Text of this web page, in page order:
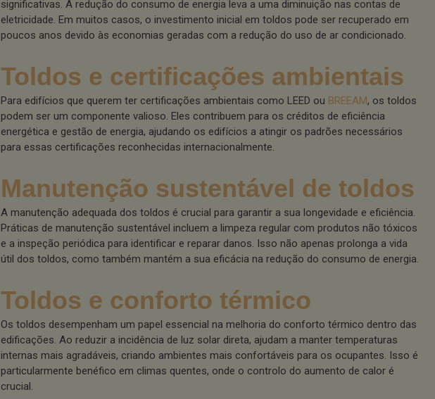
significativas. A redução do consumo de energia leva a uma diminuição nas contas de
eletricidade. Em muitos casos, o investimento inicial em toldos pode ser recuperado em
poucos anos devido às economias geradas com a redução do uso de ar condicionado.
Toldos e certificações ambientais
Para edifícios que querem ter certificações ambientais como LEED ou BREEAM, os toldos
podem ser um componente valioso. Eles contribuem para os créditos de eficiência
energética e gestão de energia, ajudando os edifícios a atingir os padrões necessários
para essas certificações reconhecidas internacionalmente.
Manutenção sustentável de toldos
A manutenção adequada dos toldos é crucial para garantir a sua longevidade e eficiência.
Práticas de manutenção sustentável incluem a limpeza regular com produtos não tóxicos
e a inspeção periódica para identificar e reparar danos. Isso não apenas prolonga a vida
útil dos toldos, como também mantém a sua eficácia na redução do consumo de energia.
Toldos e conforto térmico
Os toldos desempenham um papel essencial na melhoria do conforto térmico dentro das
edificações. Ao reduzir a incidência de luz solar direta, ajudam a manter temperaturas
internas mais agradáveis, criando ambientes mais confortáveis para os ocupantes. Isso é
particularmente benéfico em climas quentes, onde o controlo do aumento de calor é
crucial.